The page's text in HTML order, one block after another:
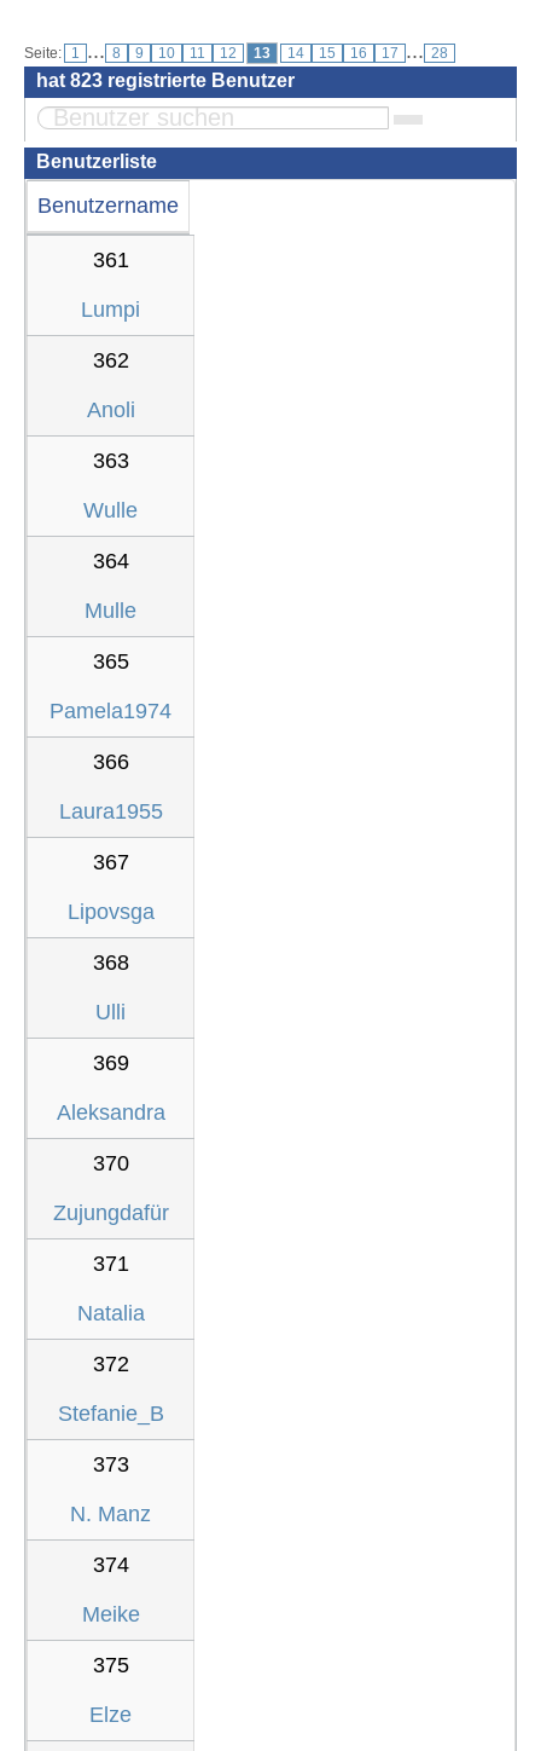
Seite: 1 ... 8 9 10 11 12 13 14 15 16 17 ... 28
hat 823 registrierte Benutzer
Benutzerliste
Benutzername
361
Lumpi
362
Anoli
363
Wulle
364
Mulle
365
Pamela1974
366
Laura1955
367
Lipovsga
368
Ulli
369
Aleksandra
370
Zujungdafür
371
Natalia
372
Stefanie_B
373
N. Manz
374
Meike
375
Elze